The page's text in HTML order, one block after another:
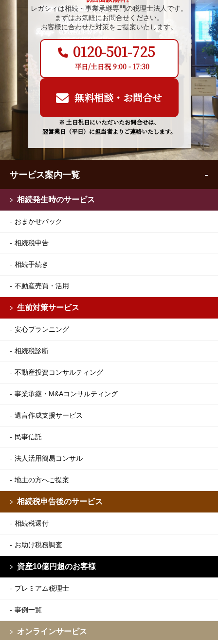
レガシィは相続・事業承継専門の税理士法人です。
まずはお気軽にお問合せください。
お客様に合わせた対策をご提案いたします。
0120-501-725
平日/土日祝 9:00 - 17:30
無料相談・お問合せ
※ 土日祝日にいただいたお問合せは、
翌営業日（平日）に担当者よりご連絡いたします。
サービス案内一覧
相続発生時のサービス
おまかせパック
相続税申告
相続手続き
不動産売買・活用
生前対策サービス
安心プランニング
相続税診断
不動産投資コンサルティング
事業承継・M&Aコンサルティング
遺言作成支援サービス
民事信託
法人活用簡易コンサル
地主の方へご提案
相続税申告後のサービス
相続税還付
お助け税務調査
資産10億円超のお客様
プレミアム税理士
事例一覧
オンラインサービス